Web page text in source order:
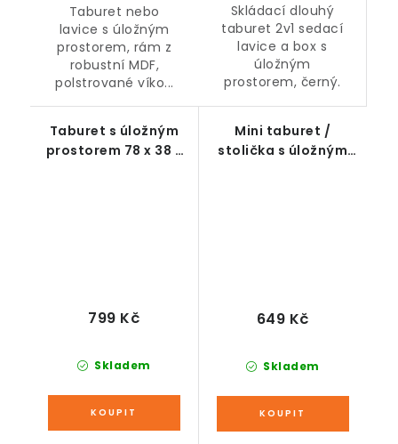
Taburet nebo
lavice s úložným
prostorem, rám z
robustní MDF,
polstrované víko...
Skládací dlouhý
taburet 2v1 sedací
lavice a box s
úložným
prostorem, černý.
Taburet s úložným
prostorem 78 x 38 x
Skladem
799 Kč
Mini taburet /
stolička s úložným
Skladem
649 Kč